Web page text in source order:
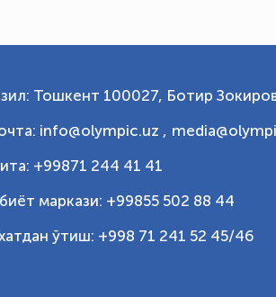
Тошкент 100027, Ботир
info@olympic.uz ,
+99871 244 41 41
маркази: +99855 502 88 44
ўтиш: +998 71 241 52 45/46